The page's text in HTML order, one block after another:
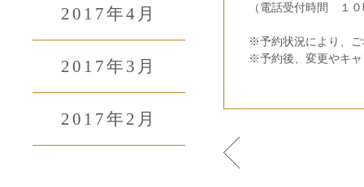
2017年4月
2017年3月
2017年2月
（電話受付時間 １
※予約状況により、
※予約後、変更やキ